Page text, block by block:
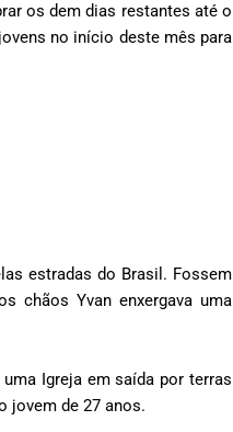
os dem dias restantes até o
no início deste mês para
estradas do Brasil. Fossem
chãos Yvan enxergava uma
Igreja em saída por terras
jovem de 27 anos.